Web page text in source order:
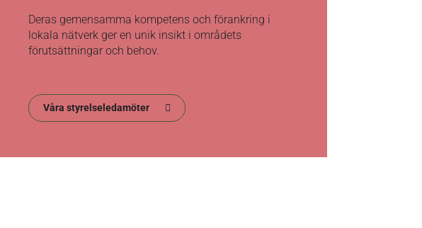
Deras gemensamma kompetens och förankring i
lokala nätverk ger en unik insikt i områdets
förutsättningar och behov.
Våra styrelseledamöter